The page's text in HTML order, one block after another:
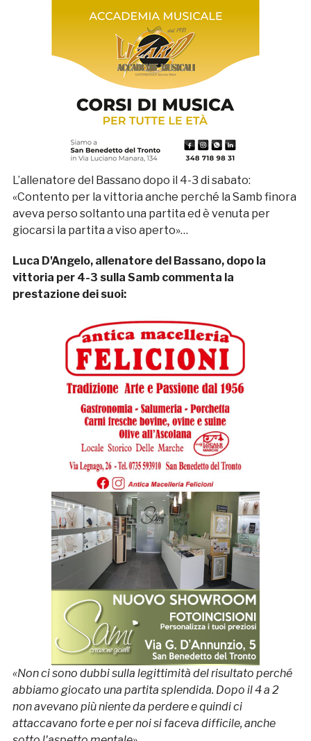
L’allenatore del Bassano dopo il 4-3 di sabato:
«Contento per la vittoria anche perché la Samb finora
aveva perso soltanto una partita ed è venuta per
giocarsi la partita a viso aperto»…
Luca D'Angelo, allenatore del Bassano, dopo la
vittoria per 4-3 sulla Samb commenta la
prestazione dei suoi:
«Non ci sono dubbi sulla legittimità del risultato perché
abbiamo giocato una partita splendida. Dopo il 4 a 2
non avevano più niente da perdere e quindi ci
attaccavano forte e per noi si faceva difficile, anche